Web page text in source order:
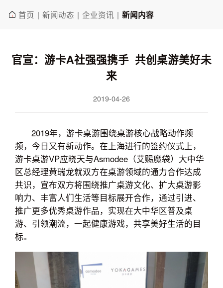
首页 | 新闻动态 | 企业资讯 | 新闻内容
官宣：游卡A社强强携手 共创桌游美好未
来
2019-04-26
2019年，游卡桌游围绕桌游核心战略动作频
频，今日又有新动作。在上海进行的签约仪式上，
游卡桌游VP应晓天与Asmodee（艾赐魔袋）大中华
区总经理黄瑞龙就双方在桌游领域的通力合作达成
共识，宣布双方将围绕推广桌游文化、扩大桌游影
响力、丰富人们生活等目标展开合作，通过引进、
推广更多优秀桌游作品，实现在大中华区普及桌
游、引领潮流，一起健康游戏，共享美好生活的目
标。